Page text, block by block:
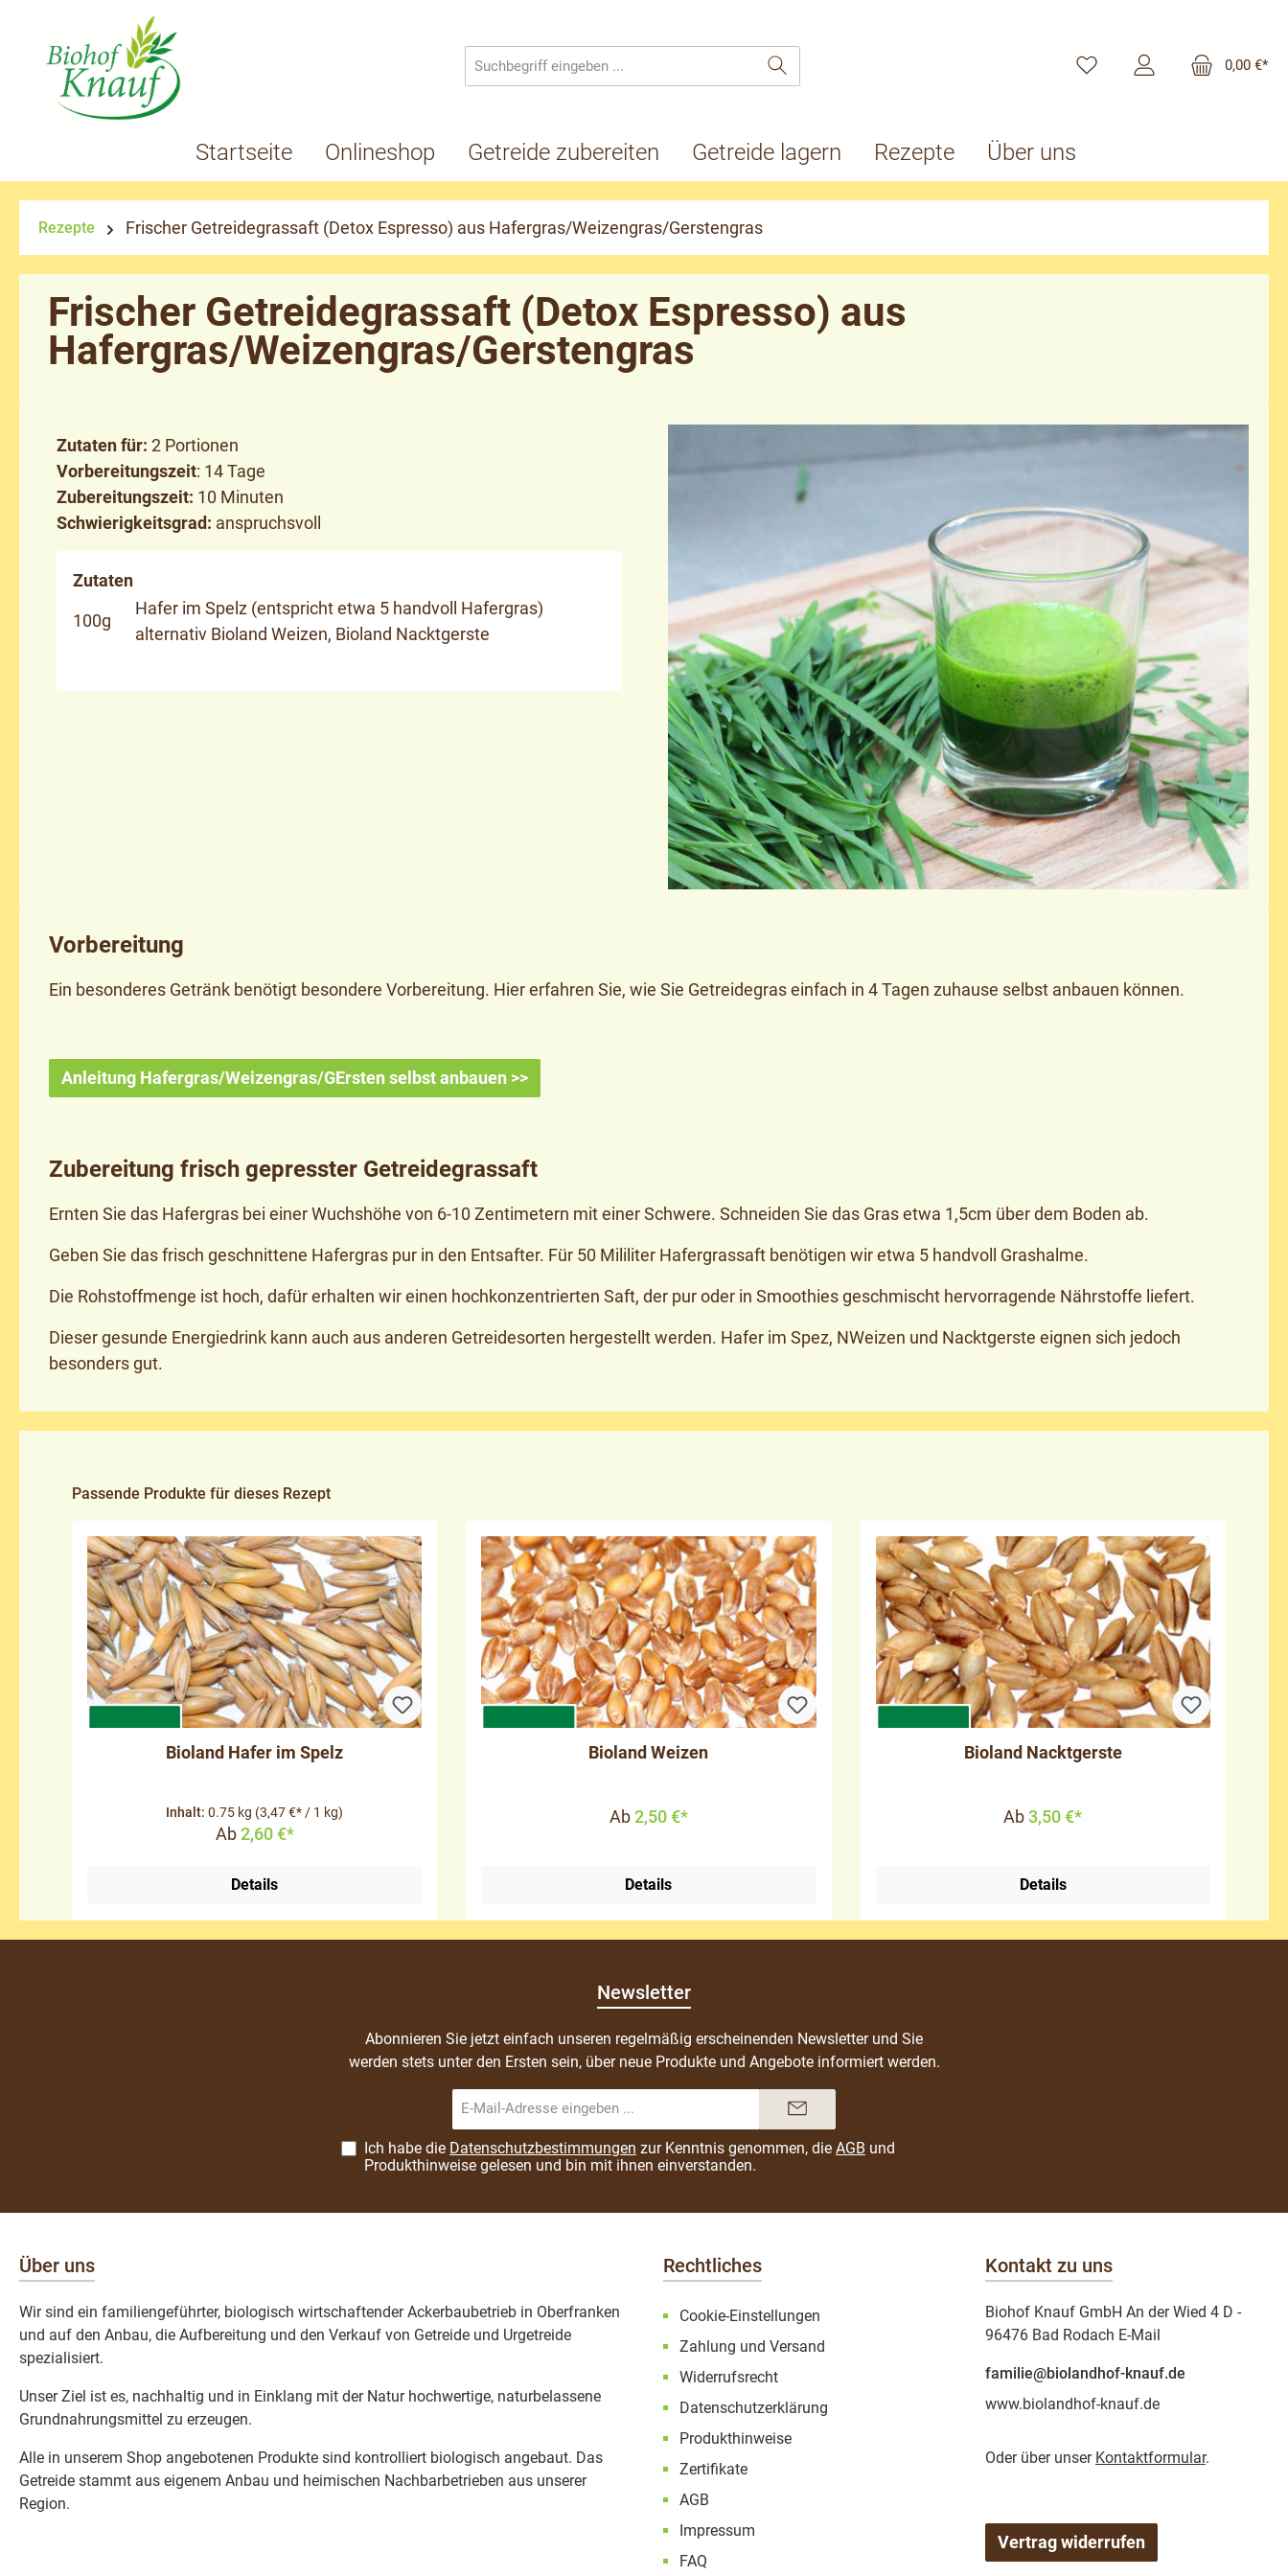
Zur Hauptnavigation springen
0,00 €*
Startseite Onlineshop Getreide zubereiten Getreide lagern Rezepte Über uns
Rezepte Frischer Getreidegrassaft (Detox Espresso) aus Hafergras/Weizengras/Gerstengras
Frischer Getreidegrassaft (Detox Espresso) aus
Hafergras/Weizengras/Gerstengras
Zutaten für: 2 Portionen
Vorbereitungszeit: 14 Tage
Zubereitungszeit: 10 Minuten
Schwierigkeitsgrad: anspruchsvoll
Zutaten
100g
Hafer im Spelz (entspricht etwa 5 handvoll Hafergras)
alternativ Bioland Weizen, Bioland Nacktgerste
Vorbereitung
Ein besonderes Getränk benötigt besondere Vorbereitung. Hier erfahren Sie, wie Sie Getreidegras einfach in 4 Tagen zuhause selbst anbauen können.
Anleitung Hafergras/Weizengras/GErsten selbst anbauen >>
Zubereitung frisch gepresster Getreidegrassaft
Ernten Sie das Hafergras bei einer Wuchshöhe von 6-10 Zentimetern mit einer Schwere. Schneiden Sie das Gras etwa 1,5cm über dem Boden ab.
Geben Sie das frisch geschnittene Hafergras pur in den Entsafter. Für 50 Mililiter Hafergrassaft benötigen wir etwa 5 handvoll Grashalme.
Die Rohstoffmenge ist hoch, dafür erhalten wir einen hochkonzentrierten Saft, der pur oder in Smoothies geschmischt hervorragende Nährstoffe liefert.
Dieser gesunde Energiedrink kann auch aus anderen Getreidesorten hergestellt werden. Hafer im Spez, NWeizen und Nacktgerste eignen sich jedoch
besonders gut.
Produktgalerie überspringen
Passende Produkte für dieses Rezept
Bioland Hafer im Spelz
Inhalt:0.75 kg (3,47 €* / 1 kg)
Ab2,60 €*
Details
Bioland Weizen
Ab2,50 €*
Details
Bioland Nacktgerste
Ab3,50 €*
Details
Newsletter
Abonnieren Sie jetzt einfach unseren regelmäßig erscheinenden Newsletter und Sie
werden stets unter den Ersten sein, über neue Produkte und Angebote informiert werden.
Mail-
Adresse*
Ich habe die Datenschutzbestimmungen zur Kenntnis genommen, die AGB und
Produkthinweise gelesen und bin mit ihnen einverstanden.
Über uns
Wir sind ein familiengeführter, biologisch wirtschaftender Ackerbaubetrieb in Oberfranken
und auf den Anbau, die Aufbereitung und den Verkauf von Getreide und Urgetreide
spezialisiert.
Unser Ziel ist es, nachhaltig und in Einklang mit der Natur hochwertige, naturbelassene
Grundnahrungsmittel zu erzeugen.
Alle in unserem Shop angebotenen Produkte sind kontrolliert biologisch angebaut. Das
Getreide stammt aus eigenem Anbau und heimischen Nachbarbetrieben aus unserer
Region.
Rechtliches
Cookie-Einstellungen
Zahlung und Versand
Widerrufsrecht
Datenschutzerklärung
Produkthinweise
Zertifikate
AGB
Impressum
FAQ
Kontakt zu uns
Biohof Knauf GmbH An der Wied 4 D -
96476 Bad Rodach E-Mail
familie@biolandhof-knauf.de
www.biolandhof-knauf.de
Oder über unser Kontaktformular.
Vertrag widerrufen